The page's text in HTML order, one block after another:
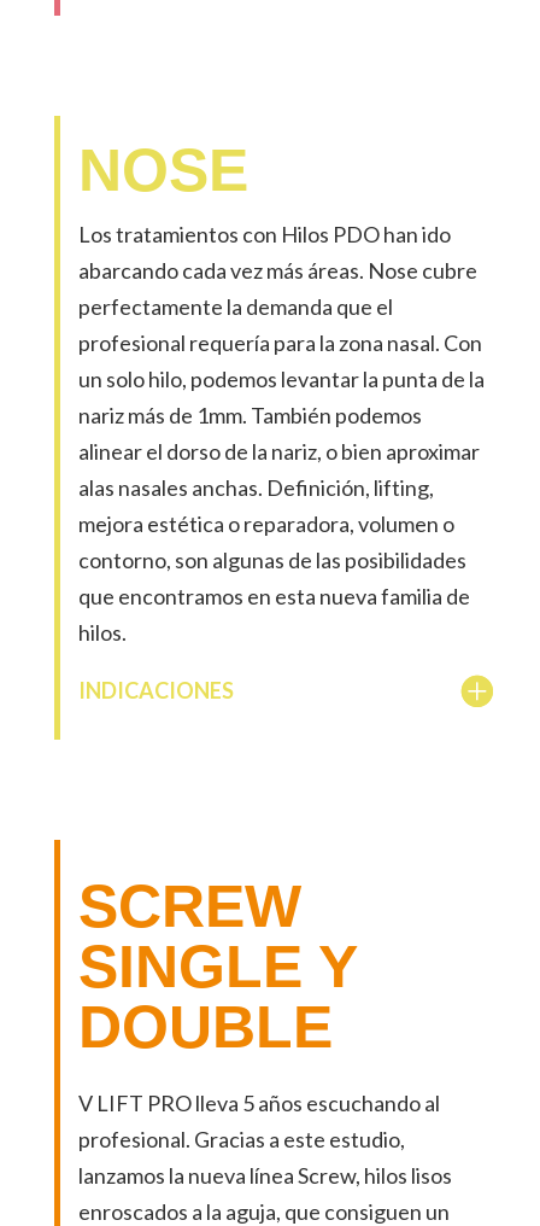
NOSE
Los tratamientos con Hilos PDO han ido
abarcando cada vez más áreas. Nose cubre
perfectamente la demanda que el
profesional requería para la zona nasal. Con
un solo hilo, podemos levantar la punta de la
nariz más de 1mm. También podemos
alinear el dorso de la nariz, o bien aproximar
alas nasales anchas. Definición, lifting,
mejora estética o reparadora, volumen o
contorno, son algunas de las posibilidades
que encontramos en esta nueva familia de
hilos.
INDICACIONES
SCREW
SINGLE Y
DOUBLE
V LIFT PRO lleva 5 años escuchando al
profesional. Gracias a este estudio,
lanzamos la nueva línea Screw, hilos lisos
enroscados a la aguja, que consiguen un